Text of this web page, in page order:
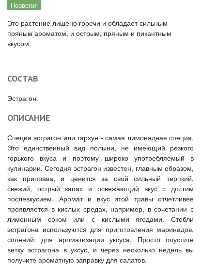
Норвегия
Это растение лишено горечи и обладает сильным
пряным ароматом, и острым, пряным и пикантным
вкусом.
СОСТАВ
Эстрагон.
ОПИСАНИЕ
Специя эстрагон или тархун - самая лимонадная специя.
Это единственный вид полыни, не имеющий резкого
горького вкуса и поэтому широко употребляемый в
кулинарии. Сегодня эстрагон известен, главным образом,
как приправа, и ценится за свой сильный терпкий,
свежий, острый запах и освежающий вкус с долгим
послевкусием. Аромат и вкус этой травы отчетливее
проявляется в кислых средах, например, в сочетании с
лимонным соком или с кислыми ягодами. Стебли
эстрагона используются для приготовления маринадов,
солений, для ароматизации уксуса. Просто опустите
ветку эстрагона в уксус, и через несколько недель вы
получите ароматную заправку для салатов.